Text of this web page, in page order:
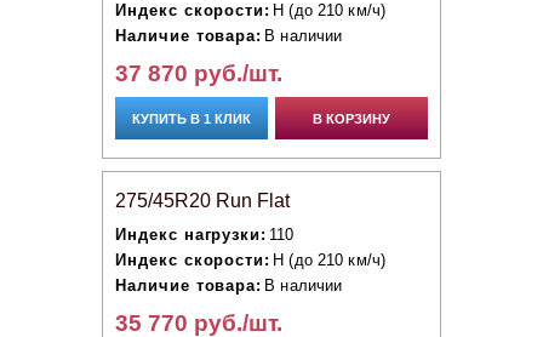
Индекс скорости: H (до 210 км/ч)
Наличие товара: В наличии
37 870 руб./шт.
КУПИТЬ В 1 КЛИК В КОРЗИНУ
275/45R20 Run Flat
Индекс нагрузки: 110
Индекс скорости: H (до 210 км/ч)
Наличие товара: В наличии
35 770 руб./шт.